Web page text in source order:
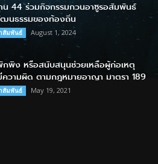
น 44 ร่วมกิจกรรมกวนอาซูรอสัมพันธ์
นธรรมของท้องถิ่น
สัมพันธ์ August 1, 2024
กพิง หรือสนับสนุนช่วยเหลือผู้ก่อเหตุ
วามผิด ตามกฎหมายอาญา มาตรา 189
สัมพันธ์ May 19, 2021